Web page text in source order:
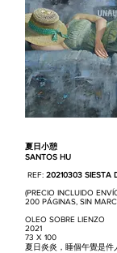
夏日小憩
SANTOS HU
REF: 20210303 SIESTA
(PRECIO INCLUIDO
200 PÁGINAS, SIN
OLEO SOBRE LIENZO
2021
73 X 100
夏日炎炎，睡個午覺是件